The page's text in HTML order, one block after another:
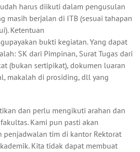
harus diikuti dalam pengusulan
masih berjalan di ITB (sesuai tahapan
Ketentuan
bukti kegiatan. Yang dapat
SK dari Pimpinan, Surat Tugas dari
(bukan sertipikat), dokumen luaran
makalah di prosiding, dll yang
dan perlu mengikuti arahan dan
Kami pun pasti akan
penjadwalan tim di kantor Rektorat
Kita tidak dapat membuat